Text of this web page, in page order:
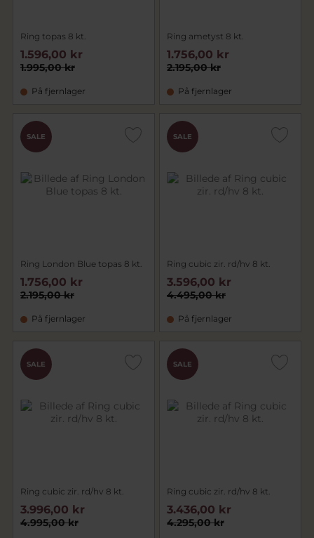
Ring topas 8 kt.
1.995,00 kr
1.596,00 kr
På fjernlager
Ring ametyst 8 kt.
2.195,00 kr
1.756,00 kr
På fjernlager
SALE
Ring London Blue topas 8 kt.
2.195,00 kr
1.756,00 kr
På fjernlager
SALE
Ring cubic zir. rd/hv 8 kt.
4.495,00 kr
3.596,00 kr
På fjernlager
SALE
Ring cubic zir. rd/hv 8 kt.
4.995,00 kr
3.996,00 kr
SALE
Ring cubic zir. rd/hv 8 kt.
4.295,00 kr
3.436,00 kr